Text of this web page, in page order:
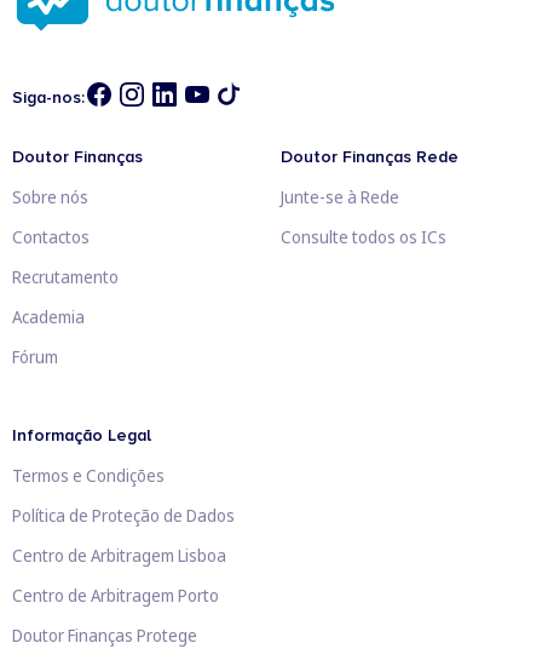
Siga-nos:
Doutor Finanças
Sobre nós
Contactos
Recrutamento
Academia
Fórum
Doutor Finanças Rede
Junte-se à Rede
Consulte todos os ICs
Informação Legal
Termos e Condições
Política de Proteção de Dados
Centro de Arbitragem Lisboa
Centro de Arbitragem Porto
Doutor Finanças Protege